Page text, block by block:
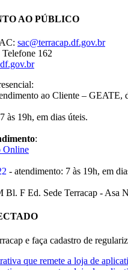
AO PÚBLICO
sac@terracap.df.gov.br
162
ao Cliente – GEATE,
às 19h, em dias úteis.
:
Online
- atendimento: 7 às 19h, em
Bl. F Ed. Sede Terracap - Asa
e faça cadastro de